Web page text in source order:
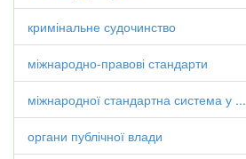
кримінальне судочинство
міжнародно-правові стандарти
міжнародної стандартна система у ...
органи публічної влади